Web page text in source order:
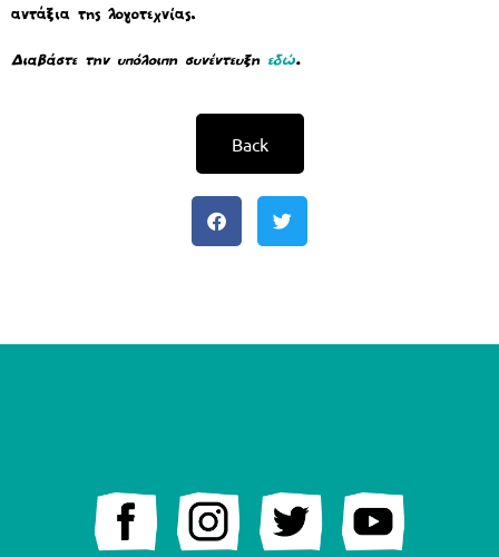
αντάξια της λογοτεχνίας.
Διαβάστε την υπόλοιπη συνέντευξη εδώ.
Back